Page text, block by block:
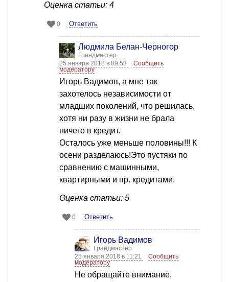
Оценка статьи: 4
0 Ответить
Людмила Белан-Черногор
Грандмастер
25 января 2018 в 09:53
Сообщить
модератору
Игорь Вадимов, а мне так
захотелось независимости от
младших поколений, что решилась,
хотя ни разу в жизни не брала
ничего в кредит.
Осталось уже меньше половины!!! К
осени разделаюсь!Это пустяки по
сравнению с машинными,
квартирными и пр. кредитами.
Оценка статьи: 5
0 Ответить
Игорь Вадимов
Грандмастер
25 января 2018 в 11:21
Сообщить
модератору
Не обращайте внимание,